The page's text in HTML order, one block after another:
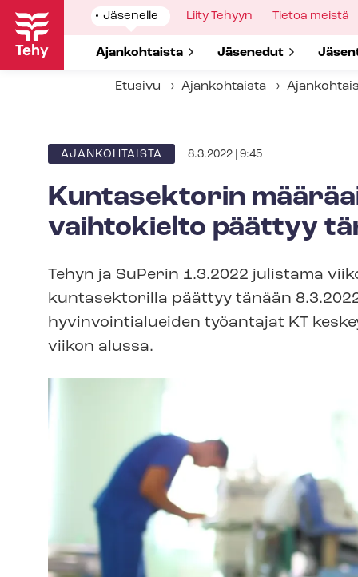
Hyppää
pääsisältöön
Show
submenu
Jäsenelle
Show submenu for
Ajankohtaista Show submenu for
Jäsenedut Show
Show
Liity Tehyyn
Show
Tietoa meistä
Etusivu Ajankohtaista
ARTIKKELIN
AJANKOHTAISTA 8.3.2022 | 9:45
Kuntasektorin
vaih­to­kiel­to päättyy
Tehyn ja SuPerin 1.3.2022 julistama
kuntasektorilla päättyy tänään
hy­vin­voin­tia­luei­den työantajat KT
viikon alussa.